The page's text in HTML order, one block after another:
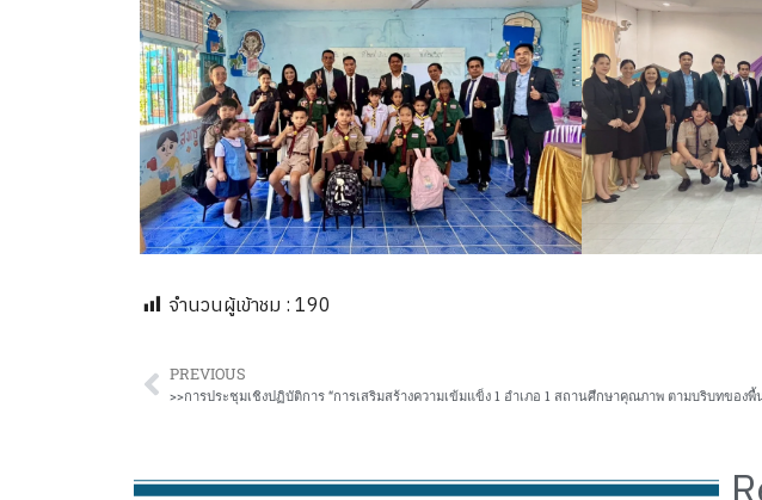
จำนวนผู้เข้าชม : 190
PREVIOUS